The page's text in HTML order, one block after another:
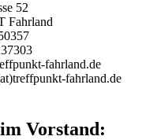
52
Fahrland
fahrland.de
fahrland.de
Vorstand: